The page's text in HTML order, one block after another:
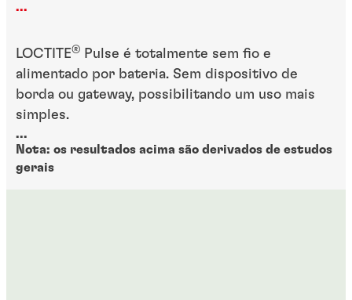
...
LOCTITE®
Pulse é totalmente sem fio e
alimentado por bateria. Sem dispositivo de
borda ou gateway, possibilitando um uso mais
simples.
...
Nota: os resultados acima são derivados de estudos
gerais